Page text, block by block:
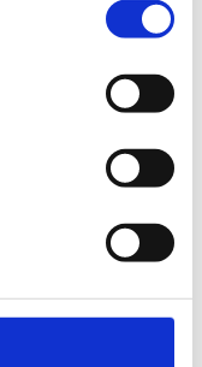
af den
på helligdage i
Der kan gælde
Tjek derfor
koster det?
tilbyder